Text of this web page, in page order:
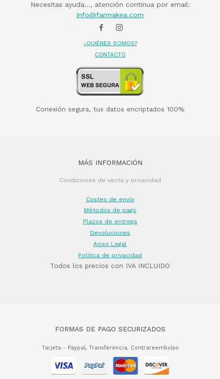
Necesitas ayuda..., atención continua por email:
info@farmakea.com
¿QUIÉNES SOMOS?
CONTACTO
Conexión segura, tus datos encriptados 100%
MÁS INFORMACIÓN
Condiciones de venta y privacidad
Costes de envío
Métodos de pago
Plazos de entrega
Devoluciones
Aviso Legal
Política de privacidad
Todos los precios con IVA INCLUIDO
FORMAS DE PAGO SECURIZADOS
Tarjeta - Paypal, Transferencia, Contrareembolso